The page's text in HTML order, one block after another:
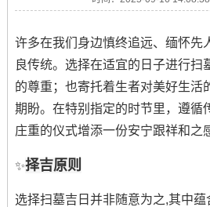
许多在我们身边慎终追远、缅怀先
良传统。选择在适宜的日子进行扫
的尊重；也寄托着生者对美好生活
期盼。在特别指定的时节里，遵循
庄重的仪式增添一份安宁跟祥和之
✨择吉原则
选择扫墓吉日并非随意为之,其中蕴